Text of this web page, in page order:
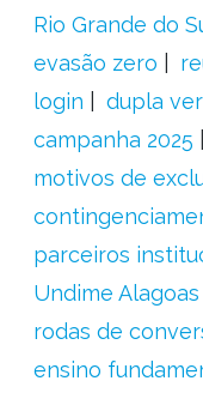
Rio Grande do
evasão zero
login
dupla
campanha 2025
motivos de
parceiros
Undime Alagoas
rodas de
ensino